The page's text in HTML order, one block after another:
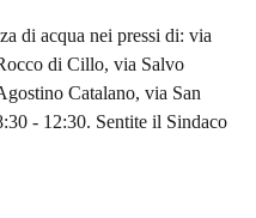
di acqua nei pressi di: via
di Cillo, via Salvo
Catalano, via San
- 12:30. Sentite il Sindaco